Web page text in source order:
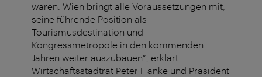
waren. Wien bringt alle Voraussetzungen mit,
seine führende Position als
Tourismusdestination und
Kongressmetropole in den kommenden
Jahren weiter auszubauen“, erklärt
Wirtschaftsstadtrat Peter Hanke und Präsident